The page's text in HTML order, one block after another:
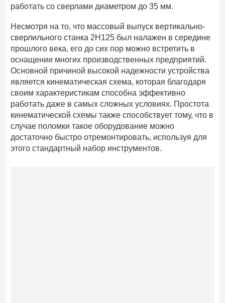
работать со сверлами диаметром до 35 мм.
Несмотря на то, что массовый выпуск вертикально-
сверлильного станка 2Н125 был налажен в середине
прошлого века, его до сих пор можно встретить в
оснащении многих производственных предприятий.
Основной причиной высокой надежности устройства
является кинематическая схема, которая благодаря
своим характеристикам способна эффективно
работать даже в самых сложных условиях. Простота
кинематической схемы также способствует тому, что в
случае поломки такое оборудование можно
достаточно быстро отремонтировать, используя для
этого стандартный набор инструментов.